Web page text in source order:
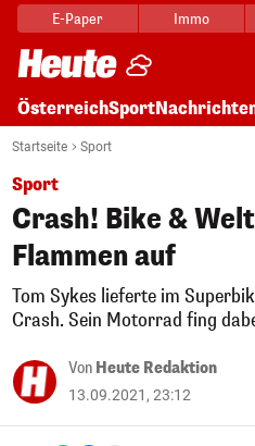
E-Paper Immo
ÖsterreichSport
Startseite Sport
Sport
Crash! Bike &
Flammen auf
Tom Sykes lieferte im
Crash. Sein Motorrad fing
Von Heute Redaktion
13.09.2021, 23:12